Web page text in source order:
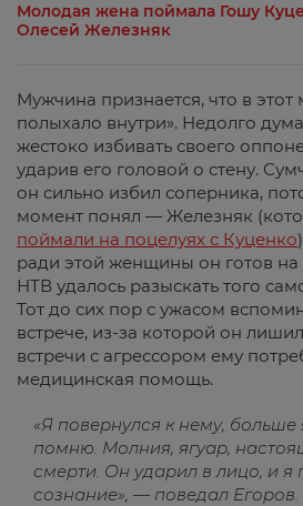
Молодая жена поймала Гошу
Олесей Железняк
Мужчина признается, что в этот
полыхало внутри». Недолго
жестоко избивать своего
ударив его головой о стену.
он сильно избил соперника,
момент понял — Железняк
поймали на поцелуях с Куценко
ради этой женщины он готов на
НТВ удалось разыскать того
Тот до сих пор с ужасом
встрече, из-за которой он
встречи с агрессором ему
медицинская помощь.
«Я повернулся к нему, больше
помню. Молния, ягуар,
смерти. Он ударил в лицо, и я
сознание», — поведал Егоров.